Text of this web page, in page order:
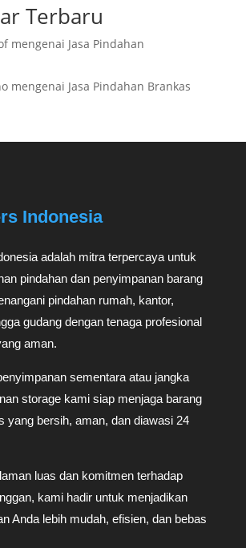
Terbaru
mengenai Jasa Pindahan
mengenai Jasa Pindahan Brankas
Indonesia
adalah mitra terpercaya untuk
pindahan dan penyimpanan barang
pindahan rumah, kantor,
gudang dengan tenaga profesional
aman.
sementara atau jangka
storage kami siap menjaga barang
yang bersih, aman, dan diawasi 24
luas dan komitmen terhadap
kami hadir untuk menjadikan
Anda lebih mudah, efisien, dan bebas